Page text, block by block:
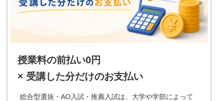
授業料の前払い0円
× 受講した分だけのお支払い
総合型選抜・AO入試・推薦入試は、大学や学部によって